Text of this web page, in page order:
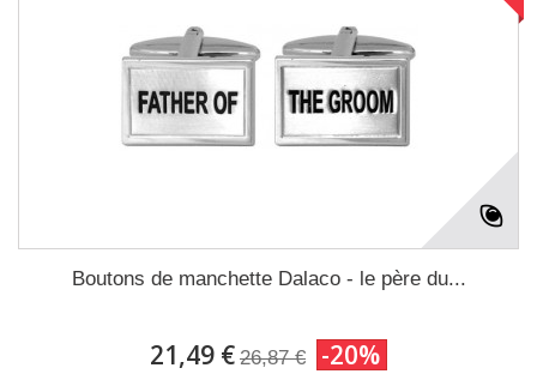
Boutons de manchette Dalaco - le père du...
21,49 € 26,87 € -20%